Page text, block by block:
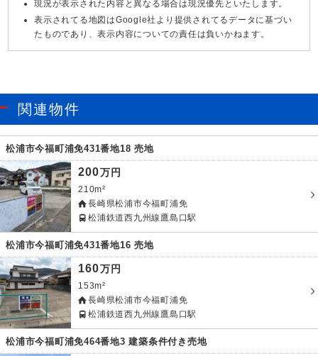
現況が表示された内容と異なる場合は現況優先といたします。
表示されてる地図はGoogle社より提供されてるデータに基づい
たものであり、表示内容についての責任は負いかねます。
関連物件
松浦市今福町浦免431番地18 売地
200万円
210m²
長崎県松浦市今福町浦免
松浦鉄道西九州線鷹島口駅
松浦市今福町浦免431番地16 売地
160万円
153m²
長崎県松浦市今福町浦免
松浦鉄道西九州線鷹島口駅
松浦市今福町浦免464番地3 建築条件付き売地